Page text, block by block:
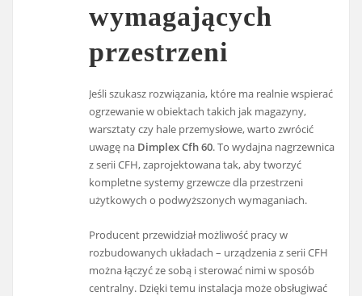
wymagających
przestrzeni
Jeśli szukasz rozwiązania, które ma realnie wspierać
ogrzewanie w obiektach takich jak magazyny,
warsztaty czy hale przemysłowe, warto zwrócić
uwagę na Dimplex Cfh 60. To wydajna nagrzewnica
z serii CFH, zaprojektowana tak, aby tworzyć
kompletne systemy grzewcze dla przestrzeni
użytkowych o podwyższonych wymaganiach.
Producent przewidział możliwość pracy w
rozbudowanych układach – urządzenia z serii CFH
można łączyć ze sobą i sterować nimi w sposób
centralny. Dzięki temu instalacja może obsługiwać